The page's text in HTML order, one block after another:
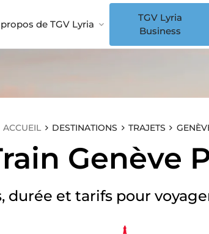
de TGV Lyria
TGV Lyria
Business
ACCUEIL DESTINATIONS TRAJETS
Genève
durée et tarifs pour